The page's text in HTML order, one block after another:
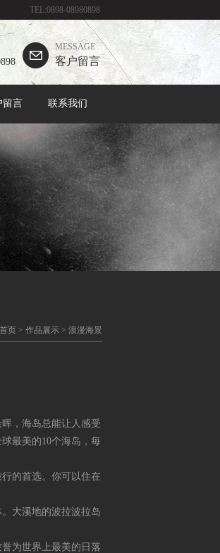
TEL:0898-08980898
MESSAGE
客户留言
留言 联系我们
首页 > 作品展示 > 浪漫海景
，海岛总能让人感受
最美的10个海岛，每
的首选。你可以住在
大溪地的波拉波拉岛
为世界上最美的日落